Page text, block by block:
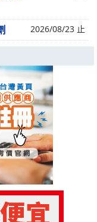
2026/08/23 止